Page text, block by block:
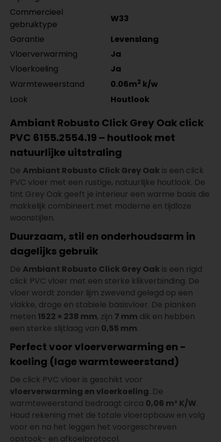
Commercieel
gebruiktype
W33
Garantie
Levenslang
Vloerverwarming
Ja
Vloerkoeling
Ja
Warmteweerstand
0.06m2 k/w
Look
Houtlook
Ambiant Robusto Click Grey Oak click
PVC 6155.2554.19 – houtlook met
natuurlijke uitstraling
De Ambiant Robusto Click Grey Oak is een click
PVC vloer met een rustige, natuurlijke houtlook. De
tint Grey Oak geeft je interieur een warme basis die
makkelijk combineert met moderne en tijdloze
woonstijlen.
Duurzaam, stil en onderhoudsarm in
dagelijks gebruik
De Ambiant Robusto Click Grey Oak is een rigid
click PVC vloer met een sterke klikverbinding. De
vloer wordt zonder lijm zwevend gelegd op een
vlakke, droge en stabiele basisvloer. De planken
meten 1522 × 238 mm, zijn 7 mm dik en hebben
een sterke slijtlaag van 0,55 mm.
Perfect voor vloerverwarming en -
koeling (lage warmteweerstand)
De click PVC vloer is geschikt voor
vloerverwarming en vloerkoeling. De
warmteweerstand bedraagt circa 0,06 m² K/W.
Houd rekening met de totale vloeropbouw en volg
voor en na het leggen het voorgeschreven
opstook- en afkoelprotocol.